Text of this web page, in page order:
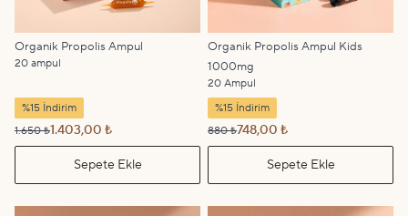
Organik Propolis Ampul
20 ampul
%15 İndirim
1.650 ₺1.403,00 ₺
Sepete Ekle
Organik Propolis Ampul Kids
1000mg
20 Ampul
%15 İndirim
880 ₺748,00 ₺
Sepete Ekle